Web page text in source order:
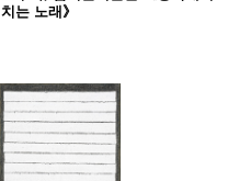
치는 노래》